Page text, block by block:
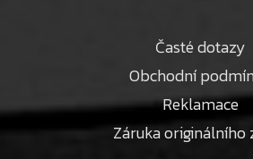
Časté dotazy
Obchodní
Reklamace
Záruka originálního